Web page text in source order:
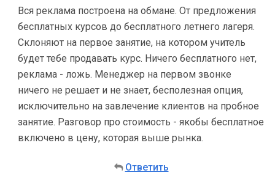
Вся реклама построена на обмане. От предложения
бесплатных курсов до бесплатного летнего лагеря.
Склоняют на первое занятие, на котором учитель
будет тебе продавать курс. Ничего бесплатного нет,
реклама - ложь. Менеджер на первом звонке
ничего не решает и не знает, бесполезная опция,
исключительно на завлечение клиентов на пробное
занятие. Разговор про стоимость - якобы бесплатное
включено в цену, которая выше рынка.
Ответить